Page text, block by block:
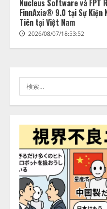
Nucleus Software và FPT
FinnAxia® 9.0 tại Sự Kiện
Tiên tại Việt Nam
2026/08/07/18:53:52
索:
3
きてい
業の
答
2026/
ナレッ
の業界
5
「
務提携
2026/
【開催
ォーム
スに関